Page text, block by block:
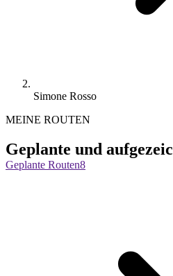
Simone Rosso
MEINE ROUTEN
Geplante und
Geplante Routen8